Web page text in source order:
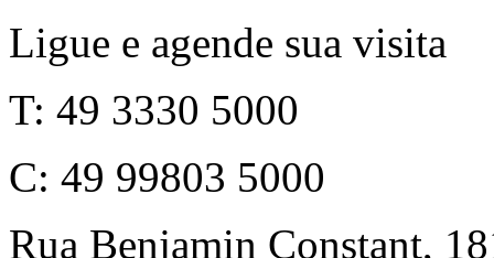
Ligue e agende sua visita
T: 49 3330 5000
C: 49 99803 5000
Rua Benjamin Constant,